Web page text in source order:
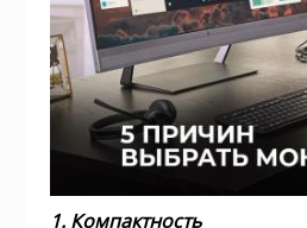
1. Компактность